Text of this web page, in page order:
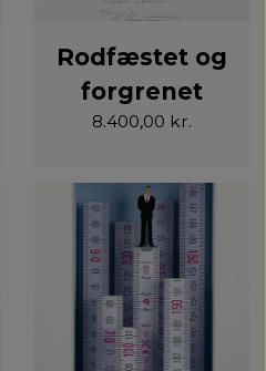
Rodfæstet og
forgrenet
8.400,00 kr.